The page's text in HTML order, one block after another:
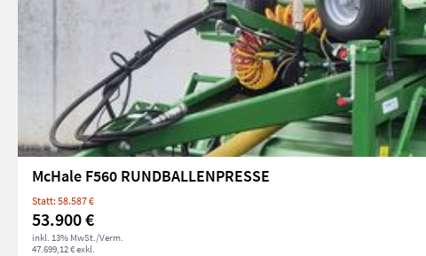
McHale F560 RUNDBALLENPRESSE
Statt: 58.587 €
53.900 €
inkl. 13% MwSt./Verm.
47.699,12 € exkl.